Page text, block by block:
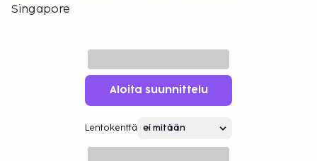
Singapore
Aloita suunnittelu
Lentokenttä